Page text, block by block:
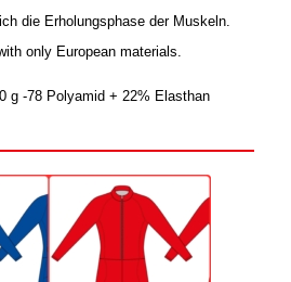
die Erholungsphase der Muskeln.
only European materials.
g -78 Polyamid + 22% Elasthan